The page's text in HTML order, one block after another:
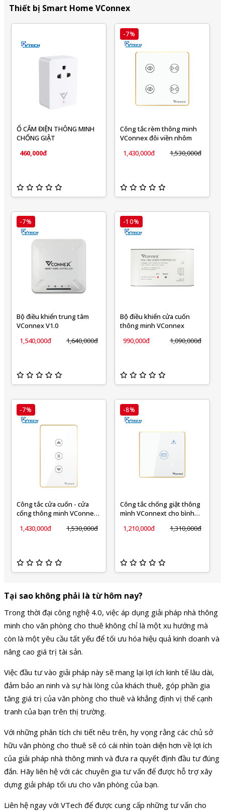
Thiết bị Smart Home VConnex
Ổ CẮM ĐIỆN THÔNG MINH
CHỐNG GIẬT​
460,000đ
-7%
Công tắc rèm thông minh
VConnex đôi viền nhôm
1,430,000đ
1,530,000đ
-7%
Bộ điều khiển trung tâm
VConnex V1.0
1,540,000đ
1,640,000đ
-10%
Bộ điều khiển cửa cuốn
thông minh VConnex
990,000đ
1,090,000đ
-7%
Công tắc cửa cuốn - cửa
cổng thông minh VConnex
1,430,000đ 1,530,000đ
-8%
Công tắc chống giật thông
mình VConnext cho bình
1,210,000đ 1,310,000đ
Tại sao không phải là từ hôm nay?
Trong thời đại công nghệ 4.0, việc áp dụng giải pháp nhà thông
minh cho văn phòng cho thuê không chỉ là một xu hướng mà
còn là một yêu cầu tất yếu để tối ưu hóa hiệu quả kinh doanh và
nâng cao giá trị tài sản.
Việc đầu tư vào giải pháp này sẽ mang lại lợi ích kinh tế lâu dài,
đảm bảo an ninh và sự hài lòng của khách thuê, góp phần gia
tăng giá trị của văn phòng cho thuê và khẳng định vị thế cạnh
tranh của bạn trên thị trường.
Với những phân tích chi tiết nêu trên, hy vọng rằng các chủ sở
hữu văn phòng cho thuê sẽ có cái nhìn toàn diện hơn về lợi ích
của giải pháp nhà thông minh và đưa ra quyết định đầu tư đúng
đắn. Hãy liên hệ với các chuyên gia tư vấn để được hỗ trợ xây
dựng giải pháp tối ưu cho văn phòng của bạn.
Liên hệ ngay với VTech để được cung cấp những tư vấn cho